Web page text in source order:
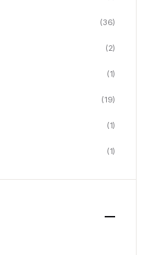
(36)
(2)
(1)
(19)
(1)
(1)